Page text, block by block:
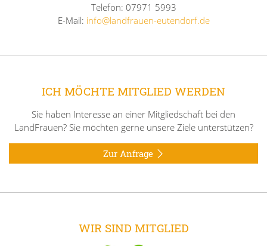
Telefon: 07971 5993
E-Mail: info@landfrauen-eutendorf.de
ICH MÖCHTE MITGLIED WERDEN
Sie haben Interesse an einer Mitgliedschaft bei den
LandFrauen? Sie möchten gerne unsere Ziele unterstützen?
Zur Anfrage
WIR SIND MITGLIED